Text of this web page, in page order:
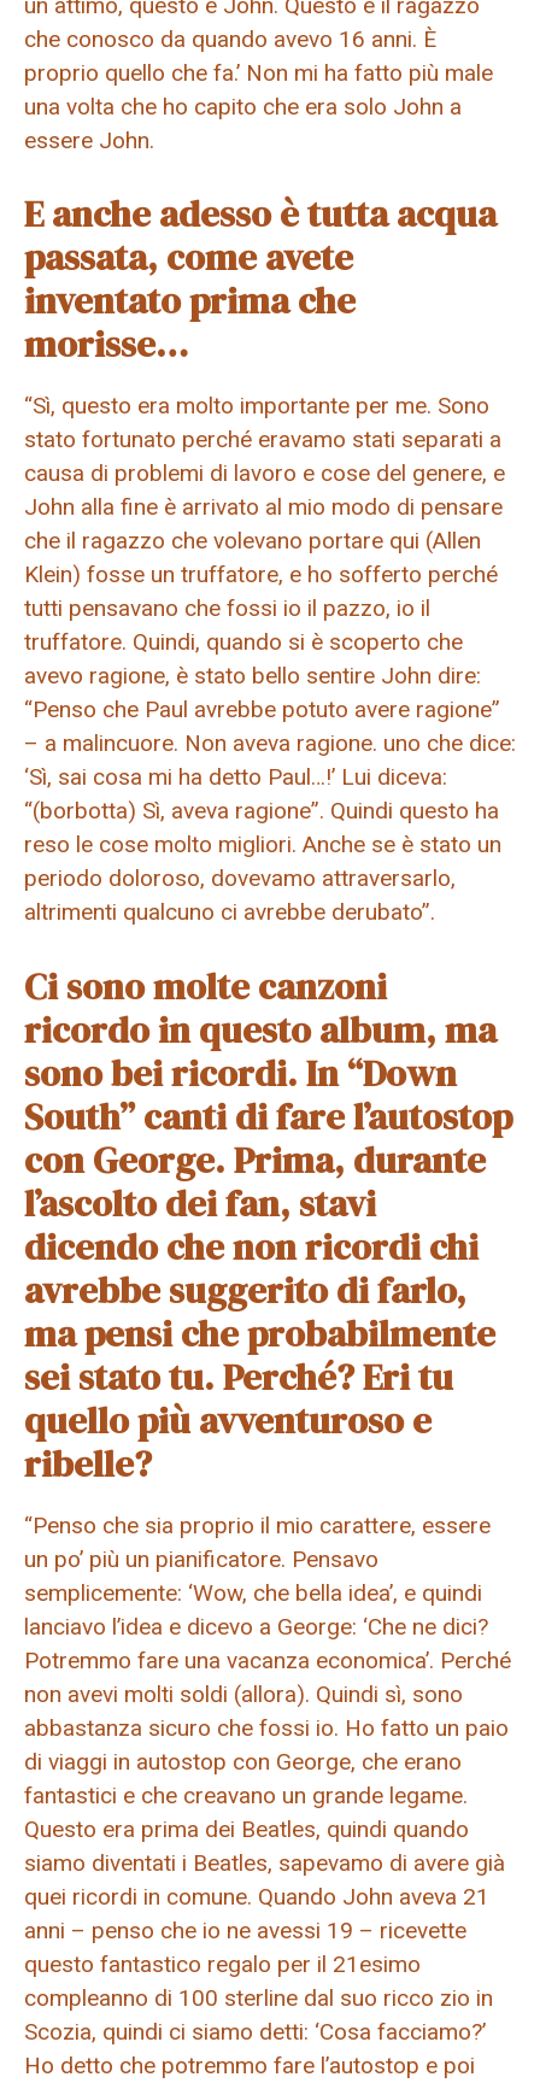
che conosco da quando avevo 16 anni. È
proprio quello che fa.’ Non mi ha fatto più male
una volta che ho capito che era solo John a
essere John.
E anche adesso è tutta acqua
passata, come avete
inventato prima che
morisse…
“Sì, questo era molto importante per me. Sono
stato fortunato perché eravamo stati separati a
causa di problemi di lavoro e cose del genere, e
John alla fine è arrivato al mio modo di pensare
che il ragazzo che volevano portare qui (Allen
Klein) fosse un truffatore, e ho sofferto perché
tutti pensavano che fossi io il pazzo, io il
truffatore. Quindi, quando si è scoperto che
avevo ragione, è stato bello sentire John dire:
“Penso che Paul avrebbe potuto avere ragione”
– a malincuore. Non aveva ragione. uno che dice:
‘Sì, sai cosa mi ha detto Paul…!’ Lui diceva:
“(borbotta) Sì, aveva ragione”. Quindi questo ha
reso le cose molto migliori. Anche se è stato un
periodo doloroso, dovevamo attraversarlo,
altrimenti qualcuno ci avrebbe derubato”.
Ci sono molte canzoni
ricordo in questo album, ma
sono bei ricordi. In “Down
South” canti di fare l’autostop
con George. Prima, durante
l’ascolto dei fan, stavi
dicendo che non ricordi chi
avrebbe suggerito di farlo,
ma pensi che probabilmente
sei stato tu. Perché? Eri tu
quello più avventuroso e
ribelle?
“Penso che sia proprio il mio carattere, essere
un po’ più un pianificatore. Pensavo
semplicemente: ‘Wow, che bella idea’, e quindi
lanciavo l’idea e dicevo a George: ‘Che ne dici?
Potremmo fare una vacanza economica’. Perché
non avevi molti soldi (allora). Quindi sì, sono
abbastanza sicuro che fossi io. Ho fatto un paio
di viaggi in autostop con George, che erano
fantastici e che creavano un grande legame.
Questo era prima dei Beatles, quindi quando
siamo diventati i Beatles, sapevamo di avere già
quei ricordi in comune. Quando John aveva 21
anni – penso che io ne avessi 19 – ricevette
questo fantastico regalo per il 21esimo
compleanno di 100 sterline dal suo ricco zio in
Scozia, quindi ci siamo detti: ‘Cosa facciamo?’
Ho detto che potremmo fare l’autostop e poi